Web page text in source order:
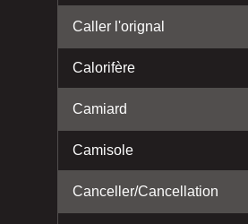
Caller l'orignal
Calorifère
Camiard
Camisole
Canceller/Cancellation